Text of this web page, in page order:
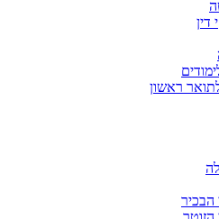
דין
ראשון
הבכיר